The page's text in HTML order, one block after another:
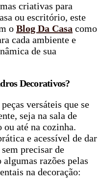
criativas para
ou escritório, este
o Blog Da Casa como
cada ambiente e
de sua
Decorativos?
peças versáteis que se
seja na sala de
até na cozinha.
e acessível de dar
precisar de
razões pelas
na decoração: